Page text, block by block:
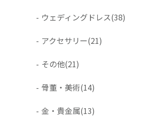
- ウェディングドレス(38)
- アクセサリー(21)
- その他(21)
- 骨董・美術(14)
- 金・貴金属(13)